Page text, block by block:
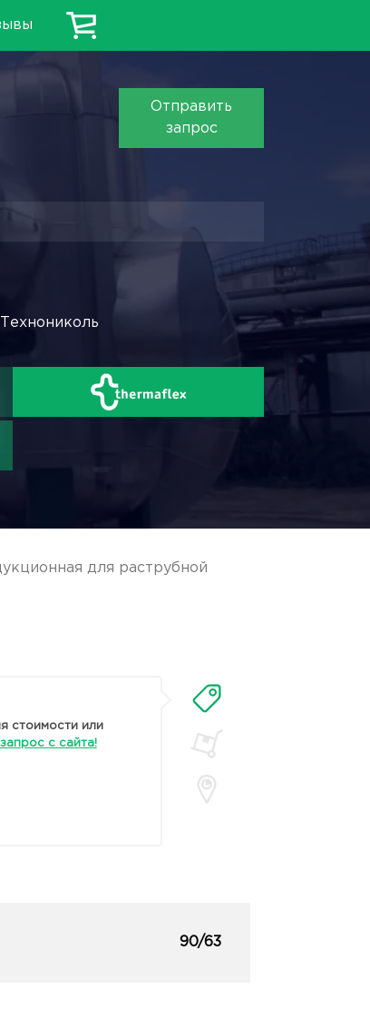
Отправить
запрос
для раструбной
стоимости или
запрос с сайта!
90/63